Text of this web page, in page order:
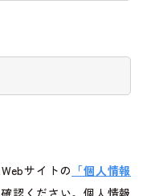
サイトの 「個人情報
認ください。個人情報